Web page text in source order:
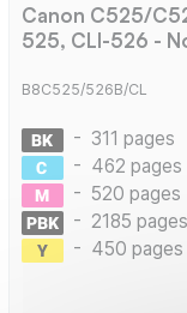
Canon C525/
525, CLI-526 -
B8C525/526B/CL
- 311 pages
- 462 pages
- 520 pages
- 2185 pages
- 450 pages